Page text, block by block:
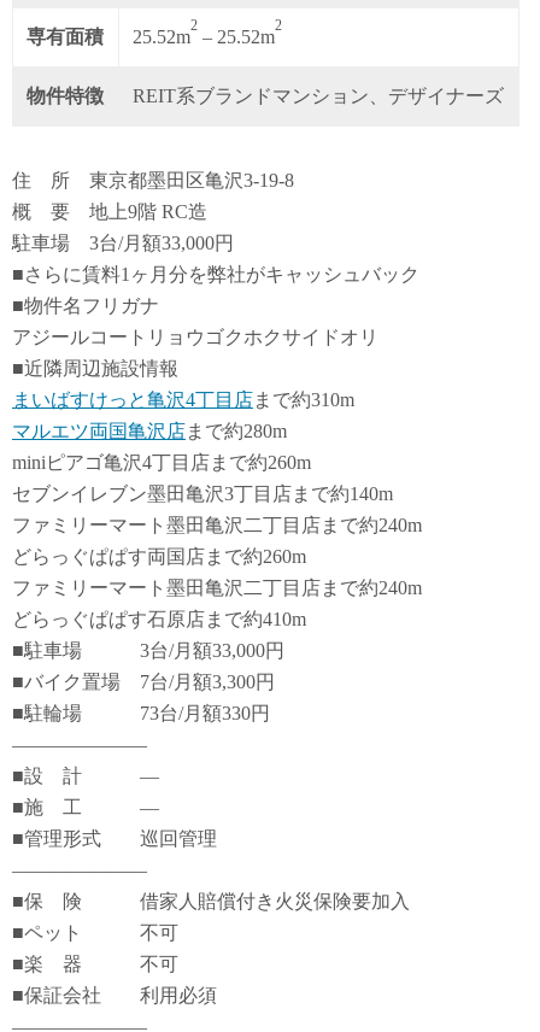
専有面積 25.52m
2
– 25.52m
2
物件特徴 REIT系ブランドマンション、デザイナーズ
住 所 東京都墨田区亀沢3-19-8
概 要 地上9階 RC造
駐車場 3台/月額33,000円
■さらに賃料1ヶ月分を弊社がキャッシュバック
■物件名フリガナ
アジールコートリョウゴクホクサイドオリ
■近隣周辺施設情報
まいばすけっと亀沢4丁目店まで約310m
マルエツ両国亀沢店まで約280m
miniピアゴ亀沢4丁目店まで約260m
セブンイレブン墨田亀沢3丁目店まで約140m
ファミリーマート墨田亀沢二丁目店まで約240m
どらっぐぱぱす両国店まで約260m
ファミリーマート墨田亀沢二丁目店まで約240m
どらっぐぱぱす石原店まで約410m
■駐車場 3台/月額33,000円
■バイク置場 7台/月額3,300円
■駐輪場 73台/月額330円
―――――――
■設 計 ―
■施 工 ―
■管理形式 巡回管理
―――――――
■保 険 借家人賠償付き火災保険要加入
■ペット 不可
■楽 器 不可
■保証会社 利用必須
―――――――